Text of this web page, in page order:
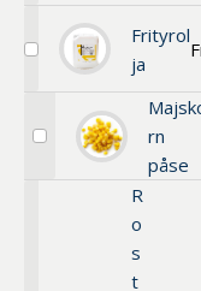
Välj
Frityrol
ja
Välj
påse
rn
påse
R
o
s
t